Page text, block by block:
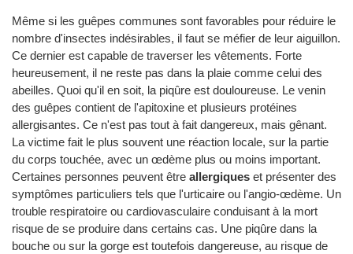
Même si les guêpes communes sont favorables pour réduire le
nombre d'insectes indésirables, il faut se méfier de leur aiguillon.
Ce dernier est capable de traverser les vêtements. Forte
heureusement, il ne reste pas dans la plaie comme celui des
abeilles. Quoi qu'il en soit, la piqûre est douloureuse. Le venin
des guêpes contient de l'apitoxine et plusieurs protéines
allergisantes. Ce n'est pas tout à fait dangereux, mais gênant.
La victime fait le plus souvent une réaction locale, sur la partie
du corps touchée, avec un œdème plus ou moins important.
Certaines personnes peuvent être allergiques et présenter des
symptômes particuliers tels que l'urticaire ou l'angio-œdème. Un
trouble respiratoire ou cardiovasculaire conduisant à la mort
risque de se produire dans certains cas. Une piqûre dans la
bouche ou sur la gorge est toutefois dangereuse, au risque de